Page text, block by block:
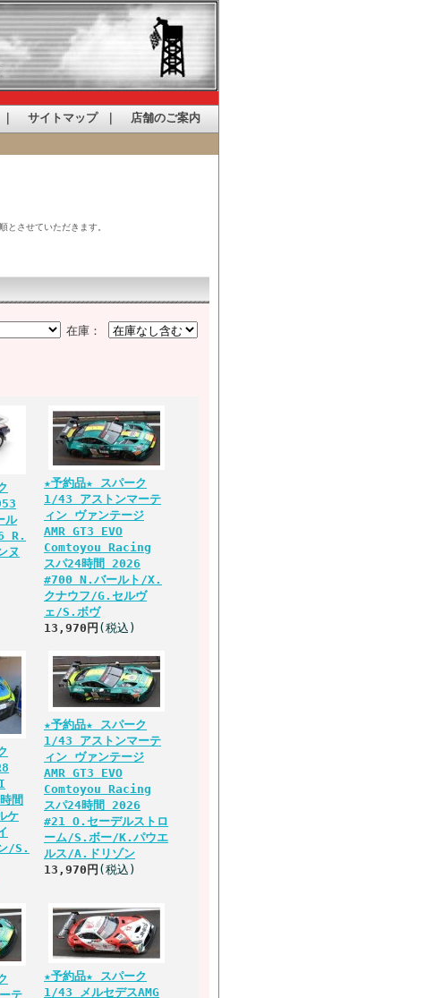
サイトマップ｜ 店舗のご案内
とさせていただきます。
在庫：
ル
R.
ヌ
★予約品★ スパーク
1/43 アストンマーテ
ィン ヴァンテージ
AMR GT3 EVO
Comtoyou Racing
スパ24時間 2026
#700 N.バールト/X.
クナウフ/G.セルヴ
ェ/S.ボヴ
13,970円 (税込)
間
ケ
/S.
★予約品★ スパーク
1/43 アストンマーテ
ィン ヴァンテージ
AMR GT3 EVO
Comtoyou Racing
スパ24時間 2026
#21 O.セーデルストロ
ーム/S.ボー/K.パウエ
ルス/A.ドリゾン
13,970円 (税込)
テ
★予約品★ スパーク
1/43 メルセデスAMG